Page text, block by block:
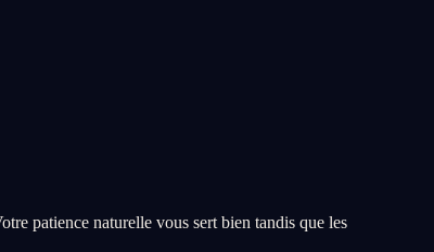
patience naturelle vous sert bien tandis que les